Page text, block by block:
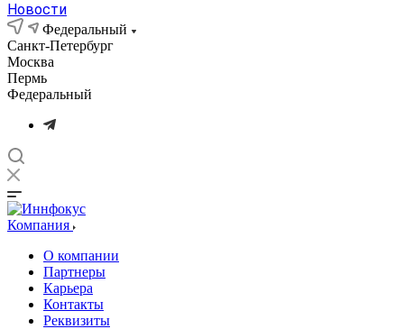
Новости
Федеральный
Санкт-Петербург
Москва
Пермь
Федеральный
Компания
О компании
Партнеры
Карьера
Контакты
Реквизиты